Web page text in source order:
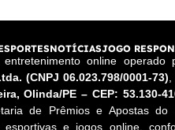
NOTÍCIASJOGO
online operado
(CNPJ 06.023.798/0001-73)
Olinda/PE – CEP: 53.130-
de Prêmios e Apostas do
e jogos online,